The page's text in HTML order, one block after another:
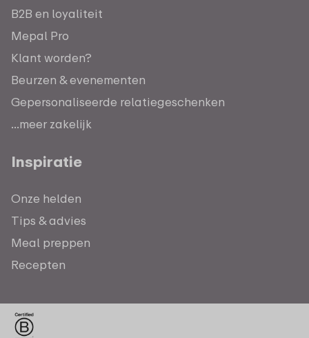
B2B en loyaliteit
Mepal Pro
Klant worden?
Beurzen & evenementen
Gepersonaliseerde relatiegeschenken
...meer zakelijk
Inspiratie
Onze helden
Tips & advies
Meal preppen
Recepten